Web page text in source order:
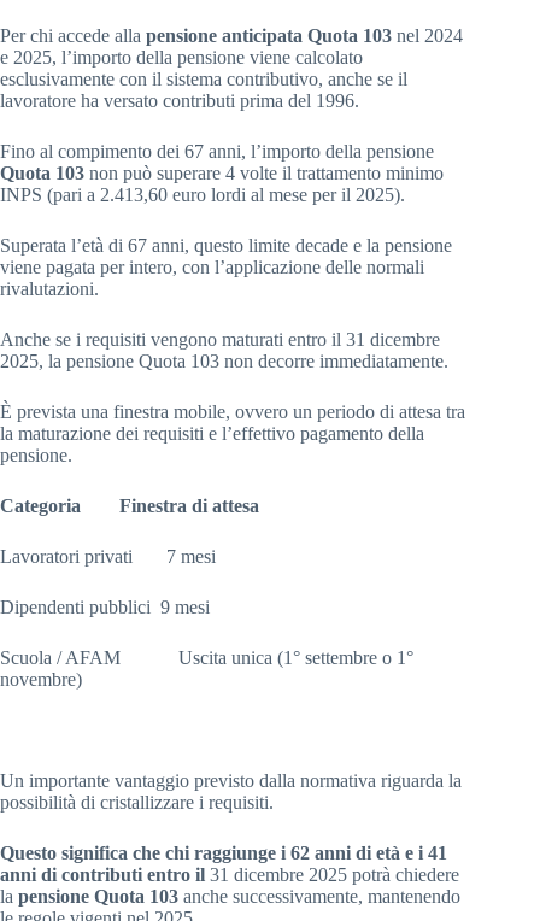
Per chi accede alla pensione anticipata Quota 103 nel 2024
e 2025, l’importo della pensione viene calcolato
esclusivamente con il sistema contributivo, anche se il
lavoratore ha versato contributi prima del 1996.
Fino al compimento dei 67 anni, l’importo della pensione
Quota 103 non può superare 4 volte il trattamento minimo
INPS (pari a 2.413,60 euro lordi al mese per il 2025).
Superata l’età di 67 anni, questo limite decade e la pensione
viene pagata per intero, con l’applicazione delle normali
rivalutazioni.
Anche se i requisiti vengono maturati entro il 31 dicembre
2025, la pensione Quota 103 non decorre immediatamente.
È prevista una finestra mobile, ovvero un periodo di attesa tra
la maturazione dei requisiti e l’effettivo pagamento della
pensione.
Categoria Finestra di attesa
Lavoratori privati 7 mesi
Dipendenti pubblici 9 mesi
Scuola / AFAM Uscita unica (1° settembre o 1°
novembre)
Un importante vantaggio previsto dalla normativa riguarda la
possibilità di cristallizzare i requisiti.
Questo significa che chi raggiunge i 62 anni di età e i 41
anni di contributi entro il 31 dicembre 2025 potrà chiedere
la pensione Quota 103 anche successivamente, mantenendo